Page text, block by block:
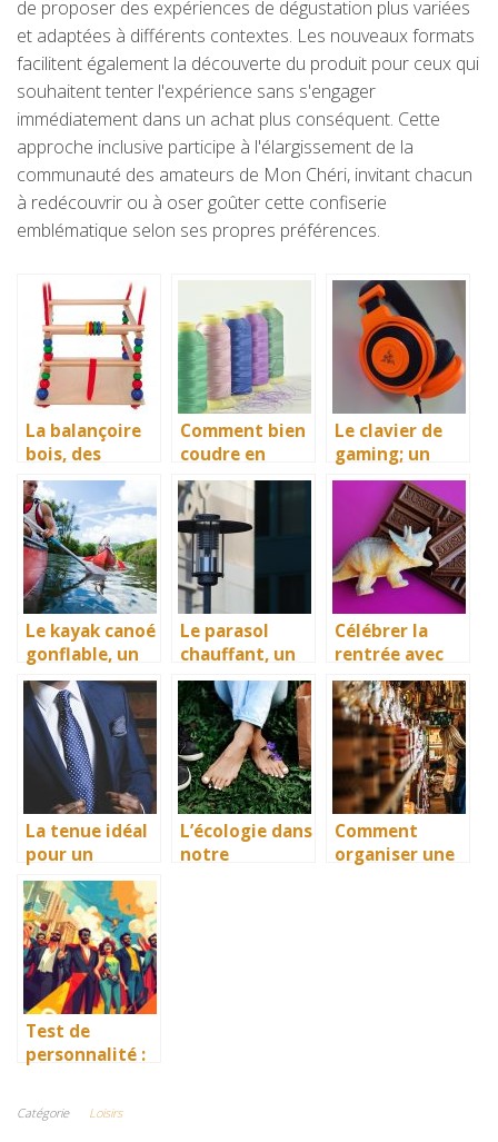
de proposer des expériences de dégustation plus variées
et adaptées à différents contextes. Les nouveaux formats
facilitent également la découverte du produit pour ceux qui
souhaitent tenter l'expérience sans s'engager
immédiatement dans un achat plus conséquent. Cette
approche inclusive participe à l'élargissement de la
communauté des amateurs de Mon Chéri, invitant chacun
à redécouvrir ou à oser goûter cette confiserie
emblématique selon ses propres préférences.
La balançoire
bois, des
anciens temps
jusqu’à nos
jours
Comment bien
coudre en
gagnant du
temps ? La
machine à
broder bien sûr
Le clavier de
gaming; un
essentiel à ne
pas négliger
Le kayak canoé
gonflable, un
bon
équipement de
divertissement
nautique
Le parasol
chauffant, un
accessoire
idéal de
diffusion de la
chaleur
Célébrer la
rentrée avec
des chocolats
La tenue idéal
pour un
mariage pour
un homme
L’écologie dans
notre
Comment
organiser une
Test de
personnalité :
est-il fait pour
la télépathie ?
Catégorie Loisirs